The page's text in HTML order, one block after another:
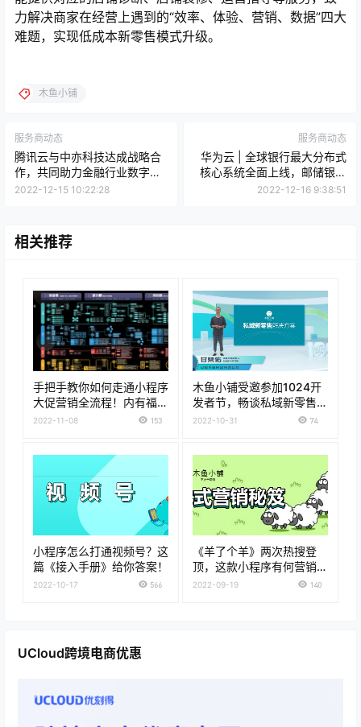
力解决商家在经营上遇到的“效率、体验、营销、数据”四大
难题，实现低成本新零售模式升级。
木鱼小铺
服务商动态
腾讯云与中亦科技达成战略合
作，共同助力金融行业数字化
转型
2022-12-15 10:22:28
服务商动态
华为云 | 全球银行最大分布式
核心系统全面上线，邮储银行
做到了！
2022-12-16 9:38:51
相关推荐
手把手教你如何走通小程序
大促营销全流程！内有福
利！
2022-11-08 153
木鱼小铺受邀参加1024开
发者节，畅谈私域新零售解
决方案
2022-10-31 74
小程序怎么打通视频号？这
篇《接入手册》给你答案！
2022-10-17 566
《羊了个羊》两次热搜登
顶，这款小程序有何营销秘
笈？
2022-09-19 140
UCloud跨境电商优惠